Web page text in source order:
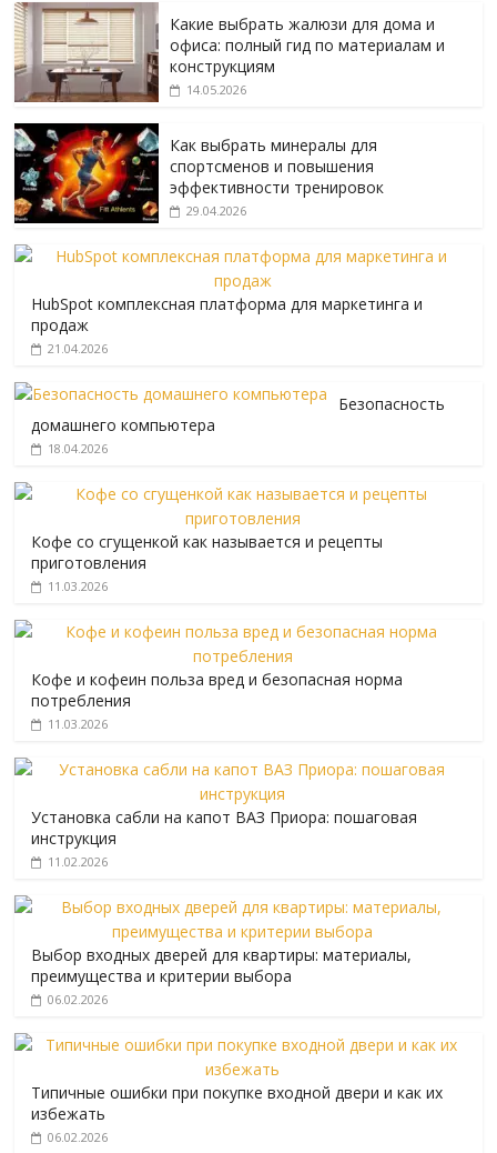
Какие выбрать жалюзи для дома и
офиса: полный гид по материалам и
конструкциям
14.05.2026
Как выбрать минералы для
спортсменов и повышения
эффективности тренировок
29.04.2026
HubSpot комплексная платформа для маркетинга и
продаж
21.04.2026
Безопасность
домашнего компьютера
18.04.2026
Кофе со сгущенкой как называется и рецепты
приготовления
11.03.2026
Кофе и кофеин польза вред и безопасная норма
потребления
11.03.2026
Установка сабли на капот ВАЗ Приора: пошаговая
инструкция
11.02.2026
Выбор входных дверей для квартиры: материалы,
преимущества и критерии выбора
06.02.2026
Типичные ошибки при покупке входной двери и как их
избежать
06.02.2026